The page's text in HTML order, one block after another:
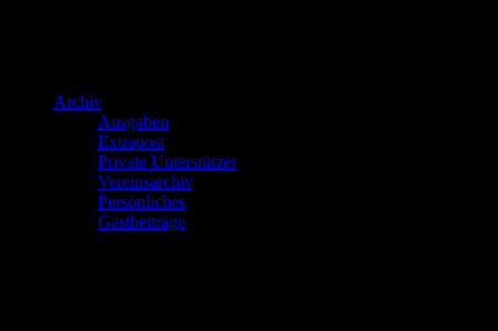
Archiv
Ausgaben
Extrapost
Private Unterstützer
Vereinsarchiv
Persönliches
Gastbeiträge